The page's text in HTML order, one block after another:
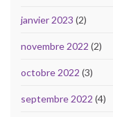
janvier 2023 (2)
novembre 2022 (2)
octobre 2022 (3)
septembre 2022 (4)